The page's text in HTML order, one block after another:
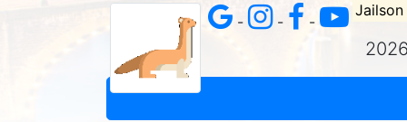
- - -